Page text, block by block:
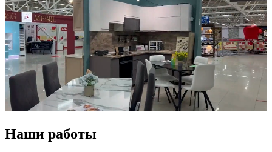
Наши работы